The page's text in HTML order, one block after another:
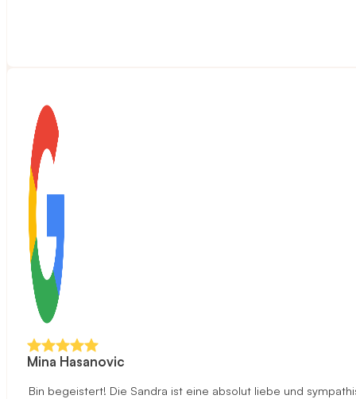
Mina Hasanovic
Bin begeistert! Die Sandra ist eine absolut liebe und